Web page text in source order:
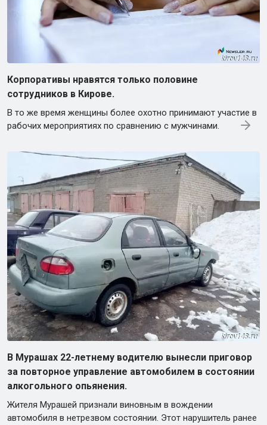
Корпоративы нравятся только половине
сотрудников в Кирове.
В то же время женщины более охотно принимают участие в
рабочих мероприятиях по сравнению с мужчинами.
В Мурашах 22-летнему водителю вынесли приговор
за повторное управление автомобилем в состоянии
алкогольного опьянения.
Жителя Мурашей признали виновным в вождении
автомобиля в нетрезвом состоянии. Этот нарушитель ранее